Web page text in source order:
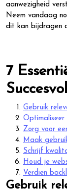
aanwezigheid
Neem vandaag
dit kan bijdragen
7
Gebruik
Zorg voor
Maak
Schrijf
Houd je
Verdien
Gebruik